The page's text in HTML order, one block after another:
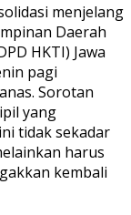
menjelang
Daerah
HKTI) Jawa
pagi
Sorotan
yang
tidak sekadar
harus
kembali